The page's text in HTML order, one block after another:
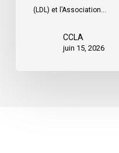
(LDL) et l’Association…
CCLA
juin 15, 2026